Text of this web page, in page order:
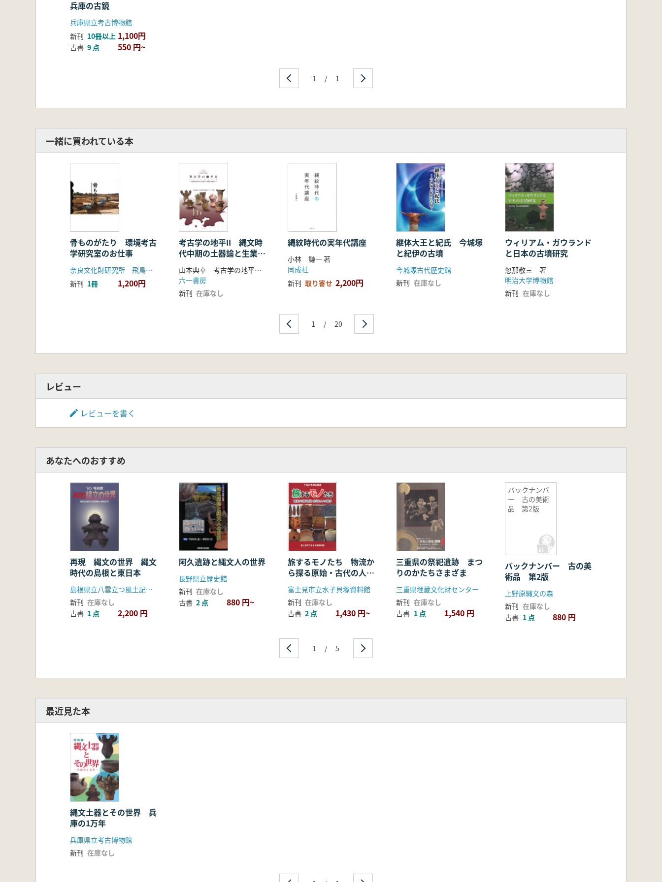
(2)列島各地の石材で製作された石器
V エピローグ 縄文の食糧と米づくり・そして弥生へ
(1)縄文の食糧と米づくり・そして弥生へ
(2)弥生の水田稲作
Ⅵ 資料編
兵庫県主要縄文遺跡・遺構一覧表
出品目録
図版目録
兵庫の古鏡
兵庫県立考古博物館
新刊 10冊以上 1,100円
古書 9 点 550 円~
1 / 1
一緒に買われている本
骨ものがたり 環境考古
学研究室のお仕事
奈良文化財研究所 飛鳥資料館
新刊 1冊 1,200円
考古学の地平II 縄文時
代中期の土器論と生業研
究の新視点
山本典幸 考古学の地平グループ 編
六一書房
新刊 在庫なし
縄紋時代の実年代講座
小林 謙一 著
同成社
新刊 取り寄せ 2,200円
継体大王と紀氏 今城塚
と紀伊の古墳
今城塚古代歴史館
新刊 在庫なし
ウィリアム・ガウランド
と日本の古墳研究
忽那敬三 著
明治大学博物館
新刊 在庫なし
1 / 20
レビュー
レビューを書く
あなたへのおすすめ
再現 縄文の世界 縄文
時代の島根と東日本
島根県立八雲立つ風土記の丘資料館
新刊 在庫なし
古書 1 点 2,200 円
阿久遺跡と縄文人の世界
長野県立歴史館
新刊 在庫なし
古書 2 点 880 円~
旅するモノたち 物流か
ら探る原始・古代の人々
の動き
富士見市立水子貝塚資料館
新刊 在庫なし
古書 2 点 1,430 円~
三重県の祭祀遺跡 まつ
りのかたちさまざま
三重県埋蔵文化財センター
新刊 在庫なし
古書 1 点 1,540 円
バックナンバ
ー 古の美術
品 第2版
バックナンバー 古の美
術品 第2版
上野原縄文の森
新刊 在庫なし
古書 1 点 880 円
1 / 5
最近見た本
縄文土器とその世界 兵
庫の1万年
兵庫県立考古博物館
新刊 在庫なし